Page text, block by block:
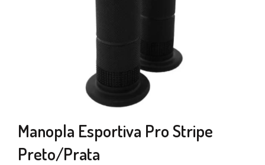
Manopla Esportiva Pro Stripe
Preto/Prata